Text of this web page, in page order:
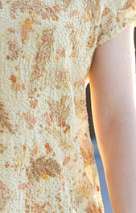
４．使用「AFTEE先享後付
即時審查核予不同之上限額
結果請求用戶進行身份認證。
５．嚴禁一人註冊多個帳號
形，恩沛科技股份有限公司
動。
貨到付款
每筆NT$100，滿